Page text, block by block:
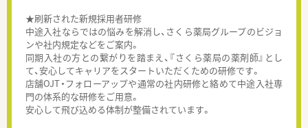
★刷新された新規採用者研修
中途入社ならではの悩みを解消し、さくら薬局グループのビジョ
ンや社内規定などをご案内。
同期入社の方との繋がりを踏まえ、『さくら薬局の薬剤師』とし
て、安心してキャリアをスタートいただくための研修です。
店舗OJT・フォローアップや通常の社内研修と絡めて中途入社専
門の体系的な研修をご用意。
安心して飛び込める体制が整備されています。